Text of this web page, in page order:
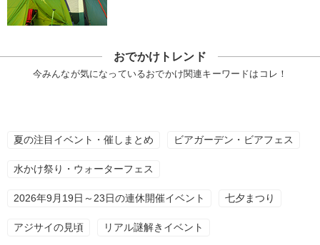
おでかけトレンド
今みんなが気になっているおでかけ関連キーワードはコレ！
夏の注目イベント・催しまとめ ビアガーデン・ビアフェス
水かけ祭り・ウォーターフェス
2026年9月19日～23日の連休開催イベント 七夕まつり
アジサイの見頃 リアル謎解きイベント